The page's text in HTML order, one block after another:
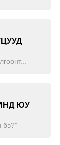
ЮУ
бэ?”